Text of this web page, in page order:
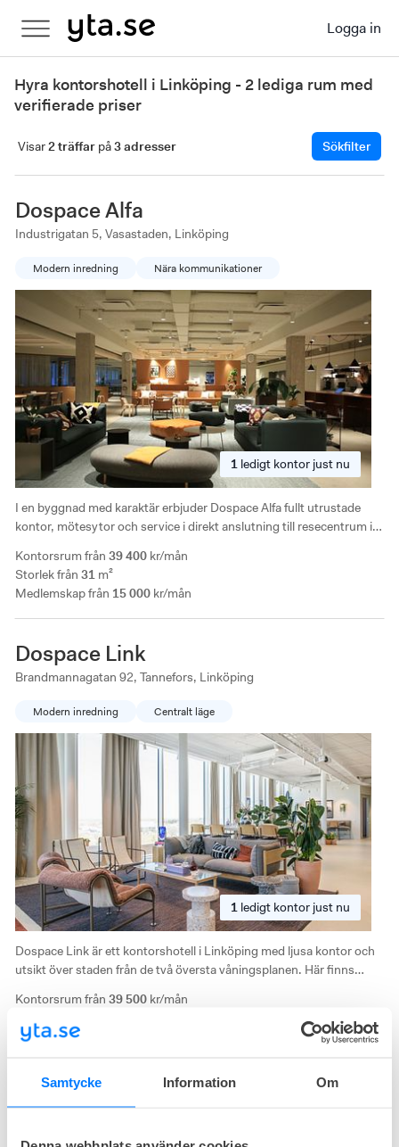
Samtycke Information Om
Logga in
Hyra kontorshotell i Linköping - 2 lediga rum med
verifierade priser
Visar2 träffar på3 adresser Sökfilter
Dospace Alfa
Industrigatan 5, Vasastaden, Linköping
Modern inredning Nära kommunikationer
1 ledigt kontor just nu
Kontorsrum från 39 400 kr/mån
Storlek från 31 m²
Medlemskap från 15 000 kr/mån
I en byggnad med karaktär erbjuder Dospace Alfa fullt utrustade
kontor, mötesytor och service i direkt anslutning till resecentrum i
lösningar för arbetsdagen.
Dospace Link
Brandmannagatan 92, Tannefors, Linköping
Modern inredning Centralt läge
1 ledigt kontor just nu
Kontorsrum från 39 500 kr/mån
Medlemskap från
Dospace Link är ett kontorshotell i Linköping med ljusa kontor och
utsikt över staden från de två översta våningsplanen. Här finns
stadskärnan och Stångån.
Dospace Stora Torget